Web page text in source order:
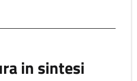
in sintesi